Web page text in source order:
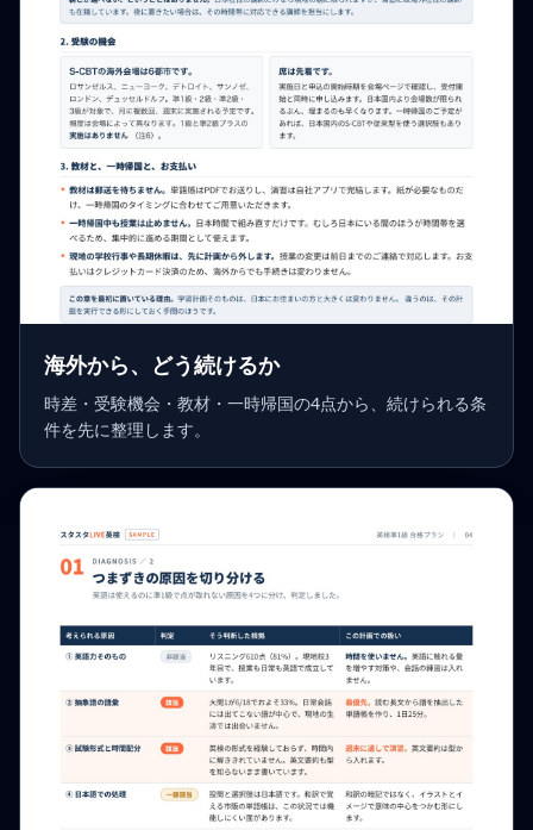
海外から、どう続けるか
時差・受験機会・教材・一時帰国の4点から、続けられる条
件を先に整理します。